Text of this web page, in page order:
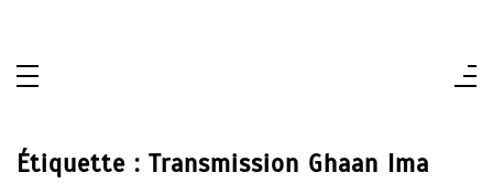
Étiquette : Transmission Ghaan Ima